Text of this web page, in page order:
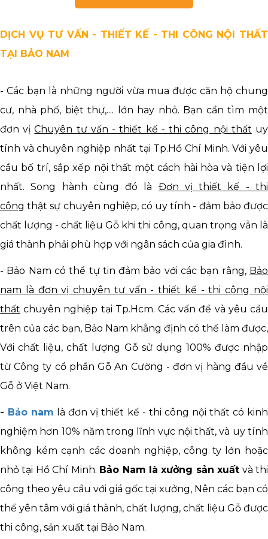
DỊCH VỤ TƯ VẤN - THIẾT KẾ - THI CÔNG NỘI THẤT
TẠI BẢO NAM
- Các bạn là những người vừa mua được căn hộ chung
cư, nhà phố, biệt thự,.... lớn hay nhỏ. Bạn cần tìm một
đơn vịChuyên tư vấn - thiết kế - thi công nội thất uy
tính và chuyên nghiệp nhất tại Tp.Hồ Chí Minh. Với yêu
cầu bố trí, sắp xếp nội thất một cách hài hòa và tiện lợi
nhất. Song hành cùng đó là Đơn vị thiết kế - thi
công thật sự chuyên nghiệp, có uy tính - đảm bảo được
chất lượng - chất liệu Gỗ khi thi công, quan trọng vẫn là
giá thành phải phù hợp với ngân sách của gia đình.
- Bảo Nam có thể tự tin đảm bảo với các bạn rằng, Bảo
nam là đơn vị chuyên tư vấn - thiết kế - thi công nội
thất chuyên nghiệp tại Tp.Hcm. Các vấn đề và yêu cầu
trên của các bạn, Bảo Nam khẳng định có thể làm được,
Với chất liệu, chất lượng Gỗ sử dụng 100% được nhập
từ Công ty cổ phần Gỗ An Cường - đơn vị hàng đầu về
Gỗ ở Việt Nam.
- Bảo nam là đơn vị thiết kế - thi công nội thất có kinh
nghiệm hơn 10% năm trong lĩnh vực nội thất, và uy tính
không kém cạnh các doanh nghiệp, công ty lớn hoặc
nhỏ tại Hồ Chí Minh. Bảo Nam là xưởng sản xuất và thi
công theo yêu cầu với giá gốc tại xưởng, Nên các bạn có
thể yên tâm với giá thành, chất lượng, chất liệu Gỗ được
thi công, sản xuất tại Bảo Nam.